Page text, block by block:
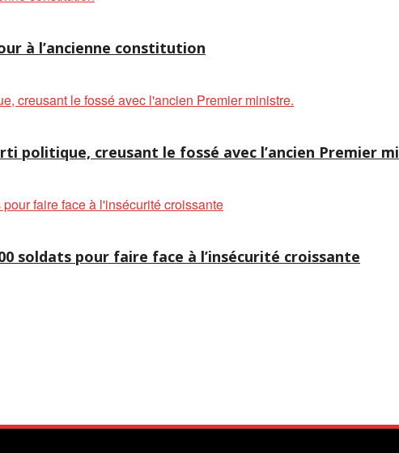
à l’ancienne constitution
politique, creusant le fossé avec l’ancien Premier
soldats pour faire face à l’insécurité croissante